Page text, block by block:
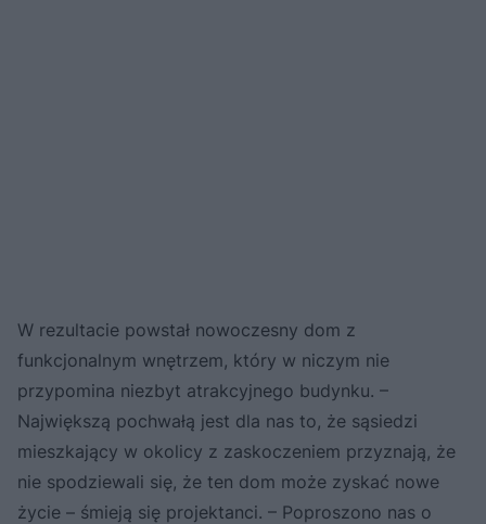
W rezultacie powstał nowoczesny dom z
funkcjonalnym wnętrzem, który w niczym nie
przypomina niezbyt atrakcyjnego budynku. –
Największą pochwałą jest dla nas to, że sąsiedzi
mieszkający w okolicy z zaskoczeniem przyznają, że
nie spodziewali się, że ten dom może zyskać nowe
życie – śmieją się projektanci. – Poproszono nas o